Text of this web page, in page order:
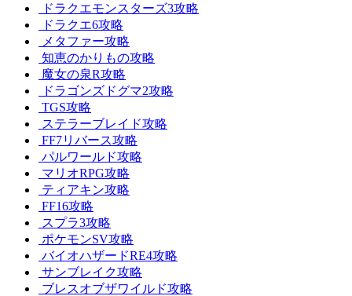
ドラクエモンスターズ3攻略
ドラクエ6攻略
メタファー攻略
知恵のかりもの攻略
魔女の泉R攻略
ドラゴンズドグマ2攻略
TGS攻略
ステラーブレイド攻略
FF7リバース攻略
パルワールド攻略
マリオRPG攻略
ティアキン攻略
FF16攻略
スプラ3攻略
ポケモンSV攻略
バイオハザードRE4攻略
サンブレイク攻略
ブレスオブザワイルド攻略